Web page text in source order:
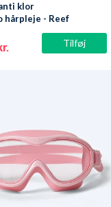
Tilføj
klor
hårpleje - Reef